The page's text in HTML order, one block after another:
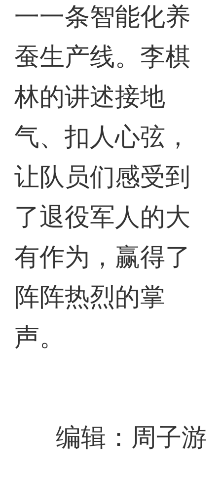
一一条智能化养
蚕生产线。李棋
林的讲述接地
气、扣人心弦，
让队员们感受到
了退役军人的大
有作为，赢得了
阵阵热烈的掌
声。
编辑：周子游